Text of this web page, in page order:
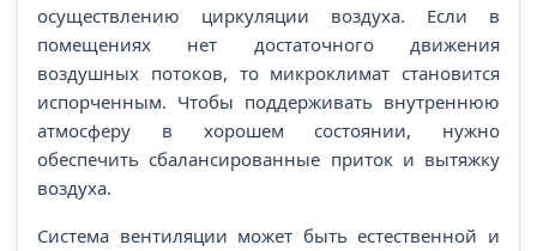
осуществлению циркуляции воздуха. Если в
помещениях нет достаточного движения
воздушных потоков, то микроклимат становится
испорченным. Чтобы поддерживать внутреннюю
атмосферу в хорошем состоянии, нужно
обеспечить сбалансированные приток и вытяжку
воздуха.
Система вентиляции может быть естественной и